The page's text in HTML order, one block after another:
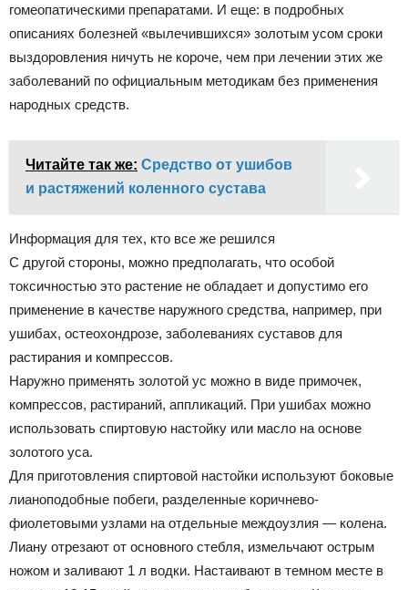
гомеопатическими препаратами. И еще: в подробных
описаниях болезней «вылечившихся» золотым усом сроки
выздоровления ничуть не короче, чем при лечении этих же
заболеваний по официальным методикам без применения
народных средств.
Читайте так же: Средство от ушибов
и растяжений коленного сустава
Информация для тех, кто все же решился
С другой стороны, можно предполагать, что особой
токсичностью это растение не обладает и допустимо его
применение в качестве наружного средства, например, при
ушибах, остеохондрозе, заболеваниях суставов для
растирания и компрессов.
Наружно применять золотой ус можно в виде примочек,
компрессов, растираний, аппликаций. При ушибах можно
использовать спиртовую настойку или масло на основе
золотого уса.
Для приготовления спиртовой настойки используют боковые
лианоподобные побеги, разделенные коричнево-
фиолетовыми узлами на отдельные междоузлия — колена.
Лиану отрезают от основного стебля, измельчают острым
ножом и заливают 1 л водки. Настаивают в темном месте в